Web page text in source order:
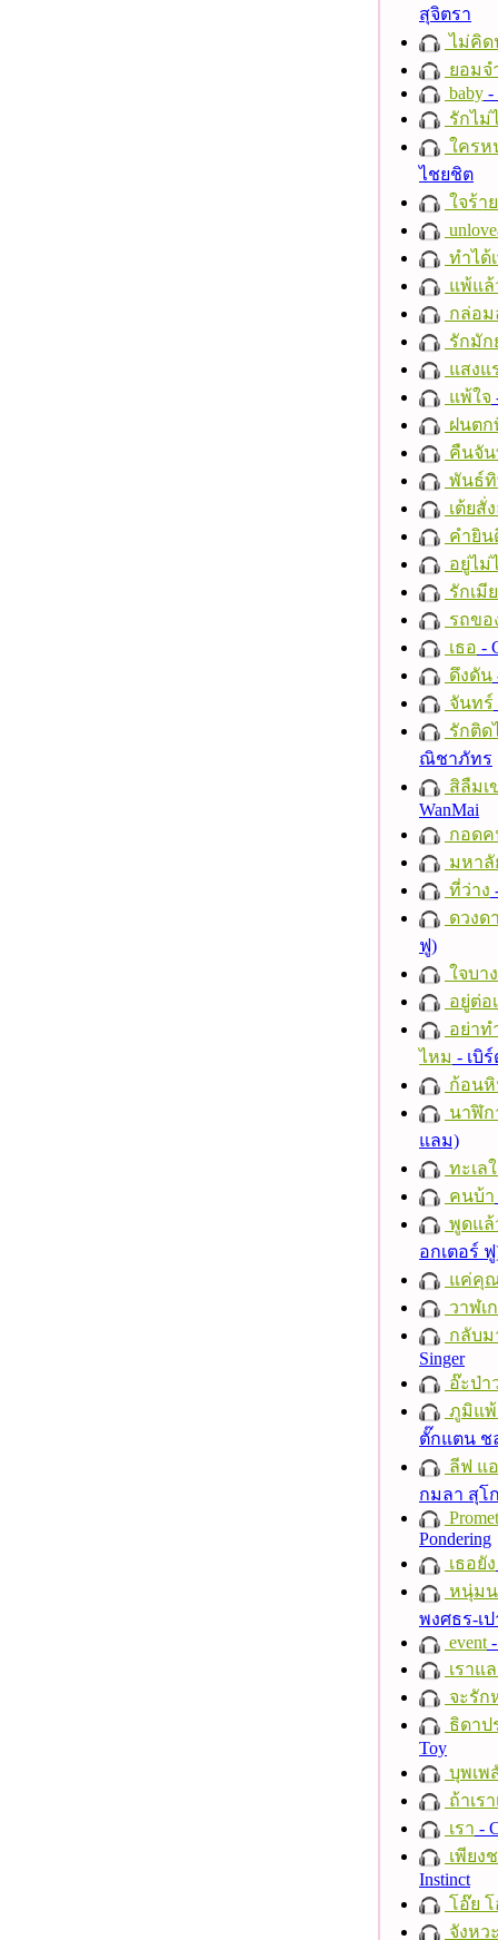
สุจิตรา
ไม่คิด
ยอม
baby -
รักไม่
ใครห
ไชยชิต
ใจร้าย
ทำได้
แพ้แล้
กล่อม
รักมัก
แสงแ
แพ้ใจ
ฝนตก
คืนจั
พันธ์
เต้ยสั่
คำยิน
อยู่ไม่
รักเมี
รถขอ
เธอ -
ดึงดัน
จันทร์
รักติด
ณิชาภัทร
สิลืมเ
WanMai
กอดค
มหาลั
ที่ว่าง
ดวงด
ฟู)
ใจบาง
อยู่ต่อ
อย่าท
ไหม - เบิ
ก้อน
นาฬิก
แลม)
ทะเล
คนบ้า
พูดแล้
อกเตอร์
แค่คุ
วาฬเ
กลับม
Singer
อ๊ะป่า
ภูมิแพ้
ตั๊กแตน ช
ลีฟ แอ
กมลา สุโ
Pondering
เธอยัง
หนุ่มน
พงศธร-เ
event
เราแ
จะรัก
ธิดาป
Toy
บุพเพ
ถ้าเร
เรา -
เพียง
Instinct
โอ๊ย
จังหว